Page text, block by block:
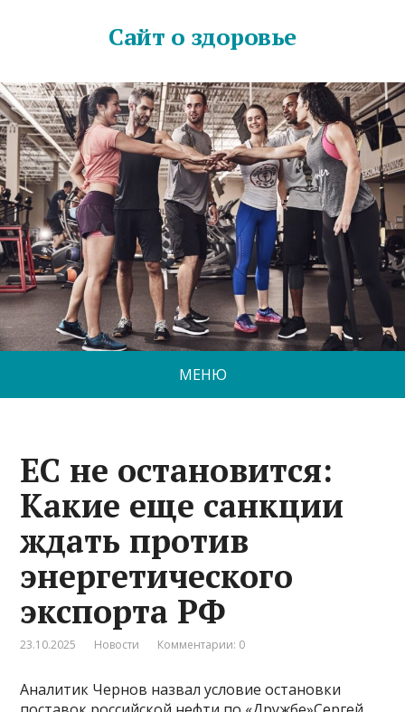
Сайт о здоровье
МЕНЮ
ЕС не остановится:
Какие еще санкции
ждать против
энергетического
экспорта РФ
23.10.2025 Новости Комментарии: 0
Аналитик Чернов назвал условие остановки